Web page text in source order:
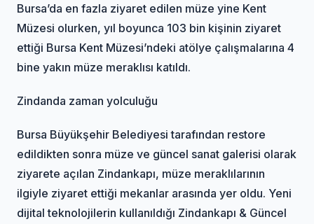
Bursa’da en fazla ziyaret edilen müze yine Kent
Müzesi olurken, yıl boyunca 103 bin kişinin ziyaret
ettiği Bursa Kent Müzesi’ndeki atölye çalışmalarına 4
bine yakın müze meraklısı katıldı.
Zindanda zaman yolculuğu
Bursa Büyükşehir Belediyesi tarafından restore
edildikten sonra müze ve güncel sanat galerisi olarak
ziyarete açılan Zindankapı, müze meraklılarının
ilgiyle ziyaret ettiği mekanlar arasında yer oldu. Yeni
dijital teknolojilerin kullanıldığı Zindankapı & Güncel